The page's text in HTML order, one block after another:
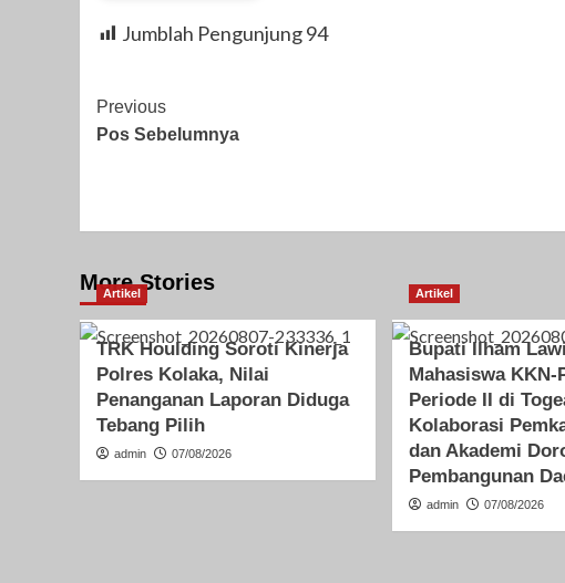
Jumblah Pengunjung94
Post
Navigation
Previous
Pos Sebelumnya
More Stories
Artikel
TRK Houlding Soroti Kinerja
Polres Kolaka, Nilai
Penanganan Laporan Diduga
Tebang Pilih
admin 07/08/2026
Artikel
Bupati Ilham
Mahasiswa KKN-
Periode II di
Kolaborasi
dan Akademi
Pembangunan
admin 07/08/2026